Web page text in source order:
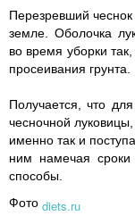
Перезревший
земле. Оболочка
во время уборки
просеивания грунта.
Получается, что
чесночной
именно так и
ним намечая
способы.
Фото diets.ru